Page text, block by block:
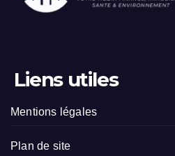
Liens utiles
Mentions légales
Plan de site